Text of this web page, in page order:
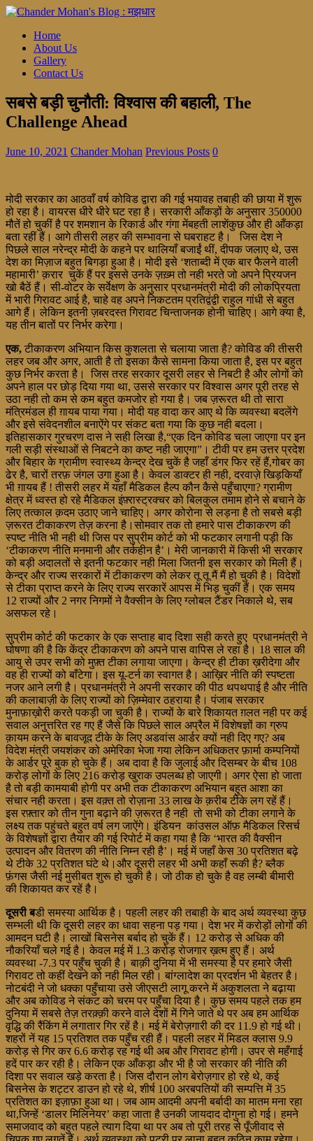
Home
About Us
Gallery
Contact Us
सबसे बड़ी चुनौती: विश्वास की बहाली, The
Challenge Ahead
June 10, 2021 Chander Mohan Previous Posts 0
मोदी सरकार का आठवाँ वर्ष कोविड द्वारा की गई भयावह तबाही की छाया में शुरू
हो रहा है। वायरस धीरे धीरे घट रहा है। सरकारी आँकड़ों के अनुसार 350000
मौतें हो चुकीं है पर शमशान के रिकार्ड और गंगा मेंबहती लाशेंकुछ और ही आँकड़ा
बता रहीं हैं। आगे तीसरी लहर की सम्भावना से घबराहट है। जिस देश ने
पिछले साल नरेन्द्र मोदी के कहने पर थालियाँ बजाईं थीं, दीपक जलाए थे, उस
देश का मिज़ाज बहुत बिगड़ा हुआ है। मोदी इसे ‘शताब्दी में एक बार फैलने वाली
महामारी’ क़रार चुकें हैं पर इससे उनके ज़ख़्म तो नही भरते जो अपने प्रियजन
खो बैठें हैं। सी-वोटर के सर्वेक्षण के अनुसार प्रधानमंत्री मोदी की लोकप्रियता
में भारी गिरावट आई है, चाहे वह अपने निकटतम प्रतिद्वंद्वी राहुल गांधी से बहुत
आगे हैं। लेकिन इतनी ज़बरदस्त गिरावट चिन्ताजनक होनी चाहिए। आगे क्या है,
यह तीन बातों पर निर्भर करेगा।
एक, टीकाकरण अभियान किस कुशलता से चलाया जाता है? कोविड की तीसरी
लहर जब और अगर, आती है तो इसका कैसे सामना किया जाता है, इस पर बहुत
कुछ निर्भर करता है। जिस तरह सरकार दूसरी लहर से निबटी है और लोगों को
अपने हाल पर छोड़ दिया गया था, उससे सरकार पर विश्वास अगर पूरी तरह से
उठा नही तो कम से कम बहुत कमजोर हो गया है। जब ज़रूरत थी तो सारा
मंत्रिमंडल ही ग़ायब पाया गया। मोदी यह वादा कर आए थे कि व्यवस्था बदलेंगे
और इसे संवेदनशील बनाऐंगे पर संकट बता गया कि कुछ नही बदला।
इतिहासकार गुरचरण दास ने सही लिखा है,“एक दिन कोविड चला जाएगा पर इन
गली सड़ी संस्थाओं से निबटने का कष्ट नही जाएगा”। टीवी पर हम उत्तर प्रदेश
और बिहार के ग्रामीण स्वास्थ्य केन्द्र देख चुकें है जहाँ डंगर फिर रहें हैं,गोबर का
ढेर है, चारों तरफ़ जंगल उगा हुआ है। केवल डाक्टर ही नही, दरवाज़े खिड़कियाँ
भी ग़ायब हैं ! तीसरी लहर में यहाँ मैडिकल हैल्प कौन कैसे पहुँचाएगा? ग्रामीण
क्षेत्र में ध्वस्त हो रहे मैडिकल इंफ़्रास्ट्रक्चर को बिलकुल तमाम होने से बचाने के
लिए तत्काल क़दम उठाए जाने चाहिए। अगर कोरोना से लड़ना है तो सबसे बड़ी
ज़रूरत टीकाकरण तेज़ करना है।सोमवार तक तो हमारे पास टीकाकरण की
स्पष्ट नीति भी नही थी जिस पर सुप्रीम कोर्ट को भी फटकार लगानी पड़ी कि
‘टीकाकरण नीति मनमानी और तर्कहीन है’। मेरी जानकारी में किसी भी सरकार
को बड़ी अदालतों से इतनी फटकार नही मिला जितनी इस सरकार को मिली हैं।
केन्द्र और राज्य सरकारों में टीकाकरण को लेकर तू तू मैं मैं हो चुकी है। विदेशों
से टीका प्राप्त करने के लिए राज्य सरकारें आपस में भिड़ चुकीं हैं। एक समय
12 राज्यों और 2 नगर निगमों ने वैक्सीन के लिए ग्लोबल टैंडर निकाले थे, सब
असफल रहे।
सुप्रीम कोर्ट की फटकार के एक सप्ताह बाद दिशा सही करते हुए प्रधानमंत्री ने
घोषणा की है कि केंद्र टीकाकरण को अपने पास वापिस ले रहा है। 18 साल की
आयु से उपर सभी को मुफ़्त टीका लगाया जाएगा। केन्द्र ही टीका ख़रीदेगा और
वह ही राज्यों को बाँटेगा। इस यू-टर्न का स्वागत है। आख़िर नीति की स्पष्टता
नजर आने लगी है। प्रधानमंत्री ने अपनी सरकार की पीठ थपथपाई है और नीति
की कलाबाज़ी के लिए राज्यों को ज़िम्मेवार ठहराया है। पंजाब सरकार
मुनाफ़ाख़ोरी करते पकड़ी जा चुकी है। राज्यों के बारे शिकायत ग़लत नही पर कई
सवाल अनुत्तरित रह गए हैं जैसे कि पिछले साल अप्रैल में विशेषज्ञों का ग्रुप
क़ायम करने के बावजूद टीके के लिए अडवांस आर्डर क्यों नही दिए गए? अब
विदेश मंत्री जयशंकर को अमेरिका भेजा गया लेकिन अधिकतर फ़ार्मा कम्पनियों
के आर्डर पूरे बुक हो चुके हैं। अब दावा है कि जुलाई और दिसम्बर के बीच 108
करोड़ लोगों के लिए 216 करोड़ खुराक उपलब्ध हो जाएगी। अगर ऐसा हो जाता
है तो बड़ी कामयाबी होगी पर अभी तक टीकाकरण अभियान बहुत आशा का
संचार नही करता। इस वक़्त तो रोज़ाना 33 लाख के क़रीब टीके लग रहें हैं।
इस रफ़्तार को तीन गुना बढ़ाने की ज़रूरत है नही तो सभी को टीका लगाने के
लक्ष्य तक पहुंचते बहुत वर्ष लग जाऐंगे। इंडियन कांउसल ऑफ़ मैडिकल रिसर्च
के विशेषज्ञों द्वारा तैयार की गई रिपोर्ट में कहा गया है कि ‘भारत की वैक्सीन
उत्पादन और वितरण की नीति निम्न रही है’। मई में जहाँ केस 30 प्रतिशत बढ़े
थे टीके 32 प्रतिशत घंटे थे।और दूसरी लहर भी अभी कहाँ रूकी है? ब्लैक
फ़ंगस जैसी नई मुसीबत शुरू हो चुकी है। जो ठीक हो चुके है वह लम्बी बीमारी
की शिकायत कर रहें है।
दूसरी बडी समस्या आर्थिक है। पहली लहर की तबाही के बाद अर्थ व्यवस्था कुछ
सम्भली थी कि दूसरी लहर का धावा सहना पड़ गया। देश भर में करोड़ों लोगों की
आमदन घटी है। लाखों बिसनेस बर्बाद हो चुकें हैं। 12 करोड़ से अधिक की
नौकरियाँ चले गई है। केवल मई में 1.3 करोड़ रोजगार ख़त्म हुए हैं। अर्थ
व्यवस्था -7.3 पर पहुँच चुकी है। बाक़ी दुनिया में भी समस्या है पर हमारे जैसी
गिरावट तो कहीं देखने को नही मिल रही। बांग्लादेश का प्रदर्शन भी बेहतर है।
नोटबंदी ने जो धक्का पहुँचाया उसे जीएसटी लागू करने में अकुशलता ने बढ़ाया
और अब कोविड ने संकट को चरम पर पहुँचा दिया है। कुछ समय पहले तक हम
दुनिया में सबसे तेज़ तरक़्क़ी करने वाले देशों में गिने जाते थे पर अब हम आर्थिक
वृद्धि की रैंकिंग में लगातार गिर रहें है। मई में बेरोज़गारी की दर 11.9 हो गई थी।
शहरों नें यह 15 प्रतिशत तक पहुँच रही हैं। पहली लहर में मिडल क्लास 9.9
करोड़ से गिर कर 6.6 करोड़ रह गई थी अब और गिरावट होगी। उपर से महँगाई
हदें पार कर रही है। लेकिन एक आँकड़ा और भी है जो सरकार की नीति की
दिशा पर सवाल खड़े करता है। जिस दौरान लोग बेरोज़गार हो रहे थे, कई
बिसनेस के शट्टर डाउन हो रहे थे, शीर्ष 100 अरबपतियों की सम्पत्ति में 35
प्रतिशत का इज़ाफ़ा हुआ था। जब आम आदमी अपनी बर्बादी का मातम मना रहा
था,जिन्हें ‘डालर मिलिनेयर’ कहा जाता है उनकी जायदाद दोगुना हो गई। हमने
समाजवाद को बहुत पहले त्याग दिया था पर अब तो पूरी तरह से पूँजीवाद से